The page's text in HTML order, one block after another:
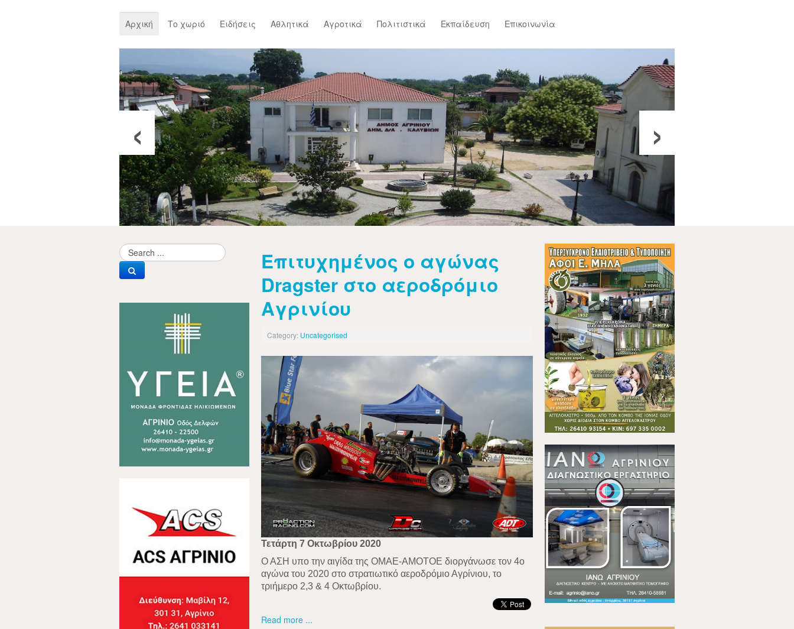
Αρχική Το χωριό Ειδήσεις Αθλητικά Αγροτικά Πολιτιστικά Εκπαίδευση Επικοινωνία
‹ ›
Επιτυχημένος o αγώνας
Dragster στο αεροδρόμιο
Αγρινίου
Category: Uncategorised
Τετάρτη 7 Οκτωβρίου 2020
Ο ΑΣΗ υπο την αιγίδα της ΟΜΑΕ-ΑΜΟΤΟΕ διοργάνωσε τον 4ο
αγώνα του 2020 στο στρατιωτικό αεροδρόμιο Αγρίνιου, το
τριήμερο 2,3 & 4 Οκτωβρίου.
Read more ...